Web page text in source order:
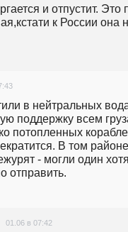
и отпустит. Это
к России она
в нейтральных
поддержку всем
потопленных
В том районе
- могли один
отправить.
01.06 в 07:42